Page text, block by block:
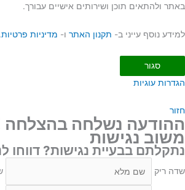
באתר ולהתאים תוכן ושירותים אישיים עבורך.
למידע נוסף עייני ב- תקנון האתר ו- מדיניות פרטיות.
סגור
הגדרות עוגיות
חזור
ההודעה נשלחה בהצלחה
משוב נגישות
נתקלתם בבעיית נגישות? דווחו
שדה ריק